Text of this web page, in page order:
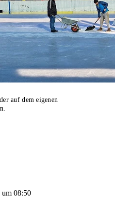
auf dem eigenen
um 08:50